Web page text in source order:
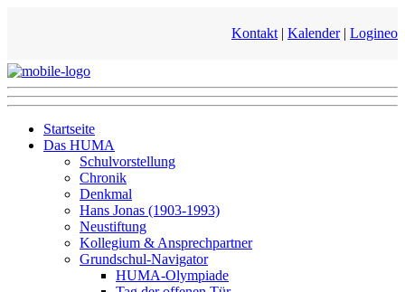
Kontakt | Kalender| Logineo
Startseite
Das HUMA
Schulvorstellung
Chronik
Denkmal
Hans Jonas (1903-1993)
Neustiftung
Kollegium & Ansprechpartner
Grundschul-Navigator
HUMA-Olympiade